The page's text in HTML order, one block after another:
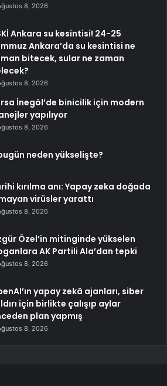
8, 2026
Ankara su kesintisi! 24-25
Ankara’da su kesintisi ne
bitecek, sular ne zaman
8, 2026
İnegöl’de binicilik için modern
yapılıyor
8, 2026
neden yükselişte?
kırılma anı: Yapay zeka doğada
virüsler yarattı
8, 2026
Özel’in mitinginde yükselen
AK Partili Ala’dan tepki
8, 2026
yapay zekâ ajanları, siber
için birlikte çalışıp aylar
plan yapmış
8, 2026